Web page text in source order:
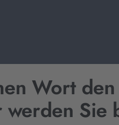
Wort
Sie